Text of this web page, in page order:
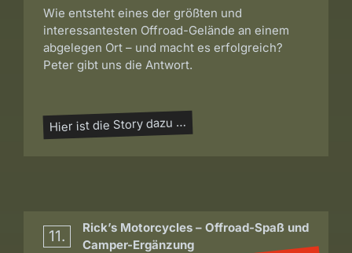
Wie entsteht eines der größten und
interessantesten Offroad-Gelände an einem
abgelegen Ort – und macht es erfolgreich?
Peter gibt uns die Antwort.
Hier ist die Story dazu …
11.
Rick’s Motorcycles – Offroad-Spaß und
Camper-Ergänzung